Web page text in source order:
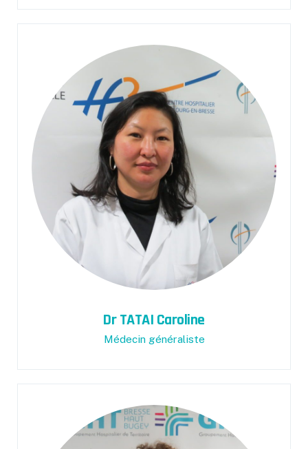
Dr TATAI Caroline
Médecin généraliste